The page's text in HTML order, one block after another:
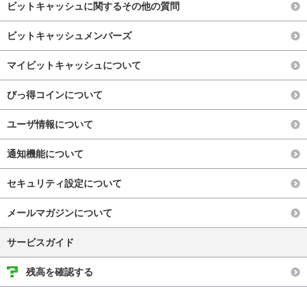
ビットキャッシュに関するその他の質問
ビットキャッシュメンバーズ
マイビットキャッシュについて
びっ得コインについて
ユーザ情報について
通知機能について
セキュリティ設定について
メールマガジンについて
サービスガイド
残高を確認する